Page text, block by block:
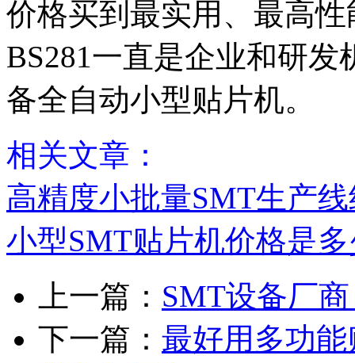
价格买到最实用、最高性
BS281一直是企业和研
备全自动小型贴片机。
相关文章：
高精度小批量SMT生产
小型SMT贴片机价格是
上一篇： SMT设备厂
下一篇： 最好用多功